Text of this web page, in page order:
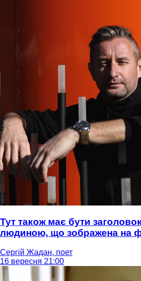
Тут також має бути
людиною, що зображена на
Сергій Жадан, поет
16 вересня 21:00